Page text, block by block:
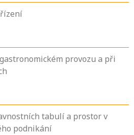
provozu a při
tabulí a prostor v
podnikání